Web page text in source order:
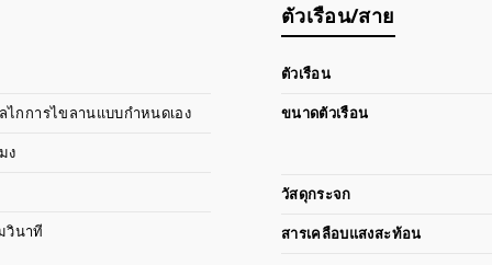
กการไขลานแบบกำหนดเอง
ง
วินาที
ตัวเรือน/สาย
ตัวเรือน
ขนาดตัวเรือน
วัสดุกระจก
สารเคลือบแสงสะท้อน